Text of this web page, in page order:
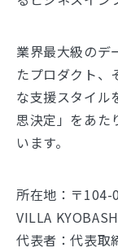
業界最大級のデ
たプロダクト、
な支援スタイル
思決定」をあた
います。
所在地：〒104-
VILLA
代表者：代表